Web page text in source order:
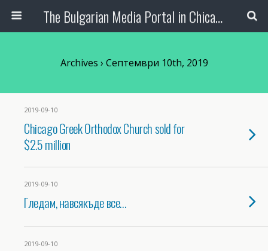
The Bulgarian Media Portal in Chicago
Archives › Септември 10th, 2019
2019-09-10
Chicago Greek Orthodox Church sold for
$2.5 million
2019-09-10
Гледам, навсякъде все…
2019-09-10